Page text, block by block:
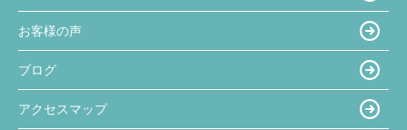
お客様の声
ブログ
アクセスマップ